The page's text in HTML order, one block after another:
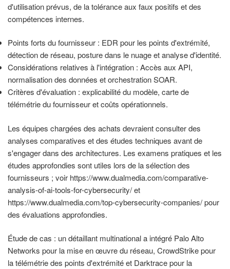
d'utilisation prévus, de la tolérance aux faux positifs et des
compétences internes.
Points forts du fournisseur : EDR pour les points d'extrémité,
détection de réseau, posture dans le nuage et analyse d'identité.
Considérations relatives à l'intégration : Accès aux API,
normalisation des données et orchestration SOAR.
Critères d'évaluation : explicabilité du modèle, carte de
télémétrie du fournisseur et coûts opérationnels.
Les équipes chargées des achats devraient consulter des
analyses comparatives et des études techniques avant de
s'engager dans des architectures. Les examens pratiques et les
études approfondies sont utiles lors de la sélection des
fournisseurs ; voir https://www.dualmedia.com/comparative-
analysis-of-ai-tools-for-cybersecurity/ et
https://www.dualmedia.com/top-cybersecurity-companies/ pour
des évaluations approfondies.
Étude de cas : un détaillant multinational a intégré Palo Alto
Networks pour la mise en œuvre du réseau, CrowdStrike pour
la télémétrie des points d'extrémité et Darktrace pour la